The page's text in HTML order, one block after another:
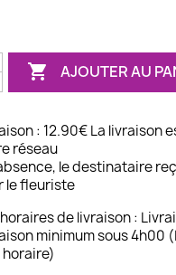
 AJOUTER AU
: 12.90€ La livraison
réseau
le destinataire
le fleuriste
de livraison :
minimum sous 4h00